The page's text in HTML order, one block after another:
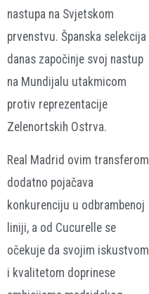
nastupa na Svjetskom
prvenstvu. Španska selekcija
danas započinje svoj nastup
na Mundijalu utakmicom
protiv reprezentacije
Zelenortskih Ostrva.
Real Madrid ovim transferom
dodatno pojačava
konkurenciju u odbrambenoj
liniji, a od Cucurelle se
očekuje da svojim iskustvom
i kvalitetom doprinese